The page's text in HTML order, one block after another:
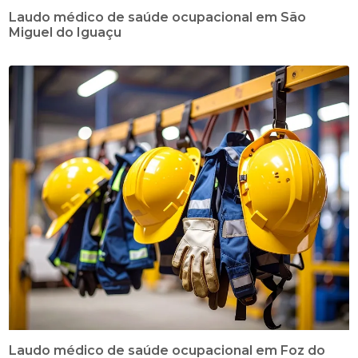
Laudo médico de saúde ocupacional em São
Miguel do Iguaçu
Laudo médico de saúde ocupacional em Foz do